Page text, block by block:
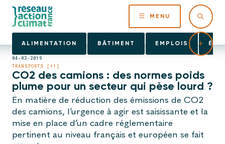
MENU
ALIMENTATION BÂTIMENT EMPLOIS
04-02-2019
TRANSPORTS [+1]
CO2 des camions : des normes poids
plume pour un secteur qui pèse lourd ?
En matière de réduction des émissions de CO2
des camions, l’urgence à agir est saisissante et la
mise en place d’un cadre réglementaire
pertinent au niveau français et européen se fait